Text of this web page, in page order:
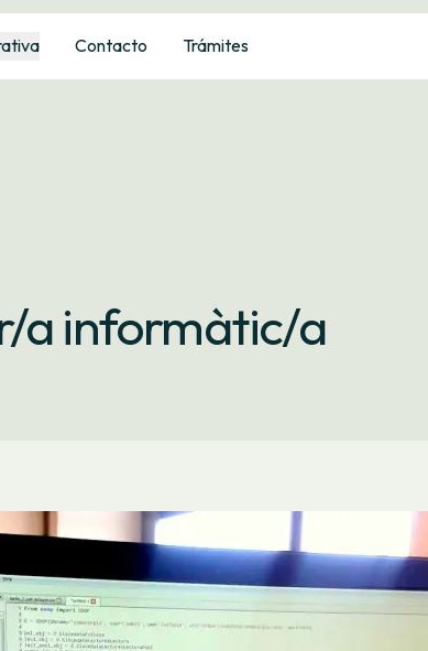
Contacto Trámites
a informàtic/a